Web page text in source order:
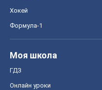
Хокей
Формула-1
Моя школа
ГДЗ
Онлайн уроки